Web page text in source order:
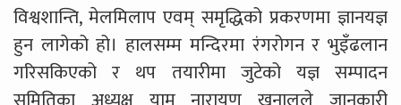
विश्वशान्ति, मेलमिलाप एवम् समृद्धिको प्रकरणमा ज्ञानयज्ञ
हुन लागेको हो। हालसम्म मन्दिरमा रंगरोगन र भुइँढलान
गरिसकिएको र थप तयारीमा जुटेको यज्ञ सम्पादन